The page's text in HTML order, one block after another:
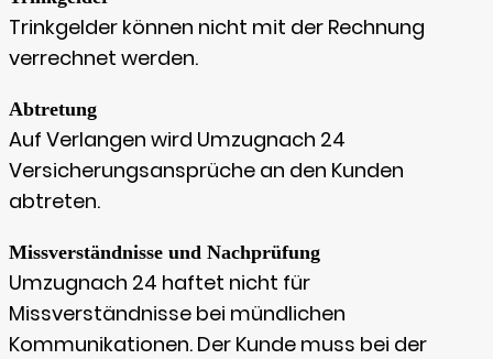
Trinkgelder können nicht mit der Rechnung
verrechnet werden.
Abtretung
Auf Verlangen wird Umzugnach 24
Versicherungsansprüche an den Kunden
abtreten.
Missverständnisse und Nachprüfung
Umzugnach 24 haftet nicht für
Missverständnisse bei mündlichen
Kommunikationen. Der Kunde muss bei der